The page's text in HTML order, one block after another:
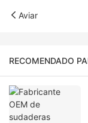
Aviar
RECOMENDADO